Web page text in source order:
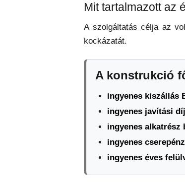
Mit tartalmazott az
A szolgáltatás célja az
kockázatát.
A konstrukció
ingyenes kiszállás
ingyenes javítási
ingyenes alkatrész
ingyenes
ingyenes éves